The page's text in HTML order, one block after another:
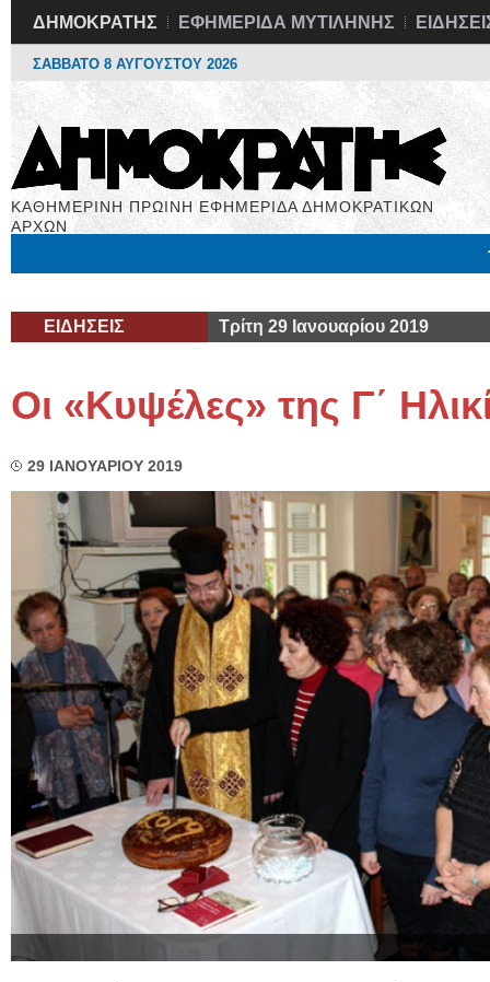
ΔΗΜΟΚΡΑΤΗΣ ΕΦΗΜΕΡΙΔΑ ΜΥΤΙΛΗΝΗΣ
ΣΑΒΒΑΤΟ 8 ΑΥΓΟΥΣΤΟΥ 2026
ΚΑΘΗΜΕΡΙΝΗ ΠΡΩΙΝΗ ΕΦΗΜΕΡΙΔΑ ΔΗΜΟΚΡΑΤΙΚΩΝ
ΑΡΧΩΝ
ΕΙΔΗΣΕΙΣ Τρίτη 29 Ιανουαρίου 2019
Οι «Κυψέλες» της Γ΄
29 ΙΑΝΟΥΑΡΙΟΥ 2019